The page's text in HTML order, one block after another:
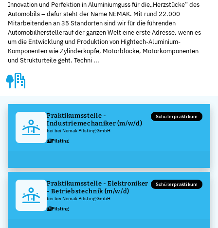
Innovation und Perfektion in Aluminiumguss für die„Herzstücke“ des
Automobils – dafür steht der Name NEMAK. Mit rund 22.000
Mitarbeitenden an 35 Standorten sind wir für die führenden
Automobilherstellerauf der ganzen Welt eine erste Adresse, wenn es
um die Entwicklung und Produktion von Hightech-Aluminium-
Komponenten wie Zylinderköpfe, Motorblöcke, Motorkomponenten
und Strukturteile geht. Techni ...
Praktikumsstelle -
Industriemechaniker (m/w/d)
bei bei Nemak Pilsting GmbH
Schülerpraktikum
Pilsting
Praktikumsstelle - Elektroniker
- Betriebstechnik (m/w/d)
bei bei Nemak Pilsting GmbH
Schülerpraktikum
Pilsting